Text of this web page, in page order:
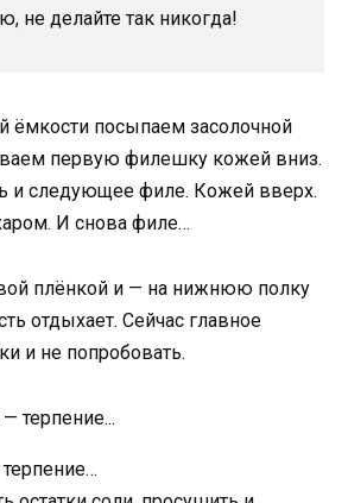
не делайте так никогда!
ёмкости посыпаем засолочной
первую филешку кожей вниз.
и следующее филе. Кожей вверх.
И снова филе…
плёнкой и — на нижнюю полку
отдыхает. Сейчас главное
и не попробовать.